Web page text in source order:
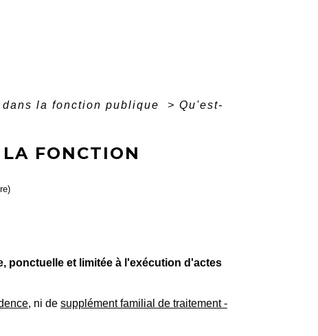
dans la fonction publique > Qu'est-
FONCTION
ponctuelle et limitée à l'exécution d'actes
, ni de supplément familial de traitement -